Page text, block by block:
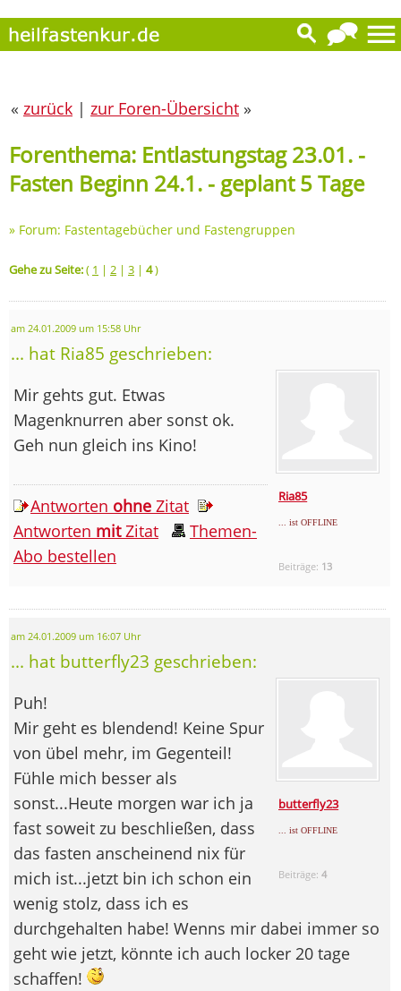
« zurück | zur Foren-Übersicht »
Forenthema: Entlastungstag 23.01. -
Fasten Beginn 24.1. - geplant 5 Tage
» Forum: Fastentagebücher und Fastengruppen
Gehe zu Seite:( 1 | 2 | 3 | 4)
am 24.01.2009 um 15:58 Uhr
... hat Ria85 geschrieben:
Ria85
... ist OFFLINE
Beiträge: 13
Mir gehts gut. Etwas
Magenknurren aber sonst ok.
Geh nun gleich ins Kino!
Antworten ohne Zitat
Antworten mitZitat
Themen-
Abo bestellen
am 24.01.2009 um 16:07 Uhr
... hat butterfly23 geschrieben:
butterfly23
... ist OFFLINE
Beiträge:4
Puh!
Mir geht es blendend! Keine Spur
von übel mehr, im Gegenteil!
Fühle mich besser als
sonst...Heute morgen war ich ja
fast soweit zu beschließen, dass
das fasten anscheinend nix für
mich ist...jetzt bin ich schon ein
wenig stolz, dass ich es
durchgehalten habe! Wenns mir dabei immer so
geht wie jetzt, könnte ich auch locker 20 tage
schaffen!